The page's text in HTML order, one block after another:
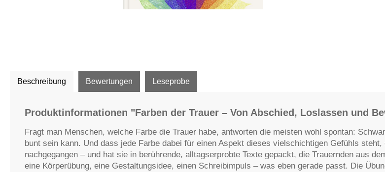
Beschreibung Bewertungen Leseprobe
Produktinformationen "Farben der Trauer – Von Abschied, Loslassen und
Fragt man Menschen, welche Farbe die Trauer habe, antworten die meisten wohl spontan:
bunt sein kann. Und dass jede Farbe dabei für einen Aspekt dieses vielschichtigen Gefühls
nachgegangen – und hat sie in berührende, alltagserprobte Texte gepackt, die Trauernden aus
eine Körperübung, eine Gestaltungsidee, einen Schreibimpuls – was eben gerade passt. Die